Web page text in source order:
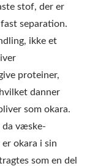
stof, der er
separation.
ikke et
proteiner,
danner
som okara.
da væske-
okara i sin
som en del